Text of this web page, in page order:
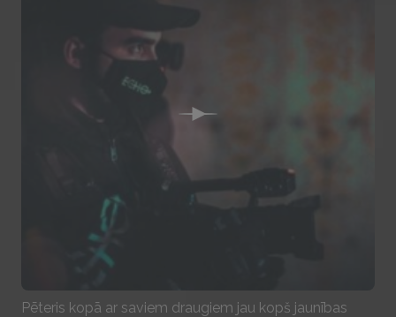
Play
Pēteris kopā ar saviem draugiem jau kopš jaunības